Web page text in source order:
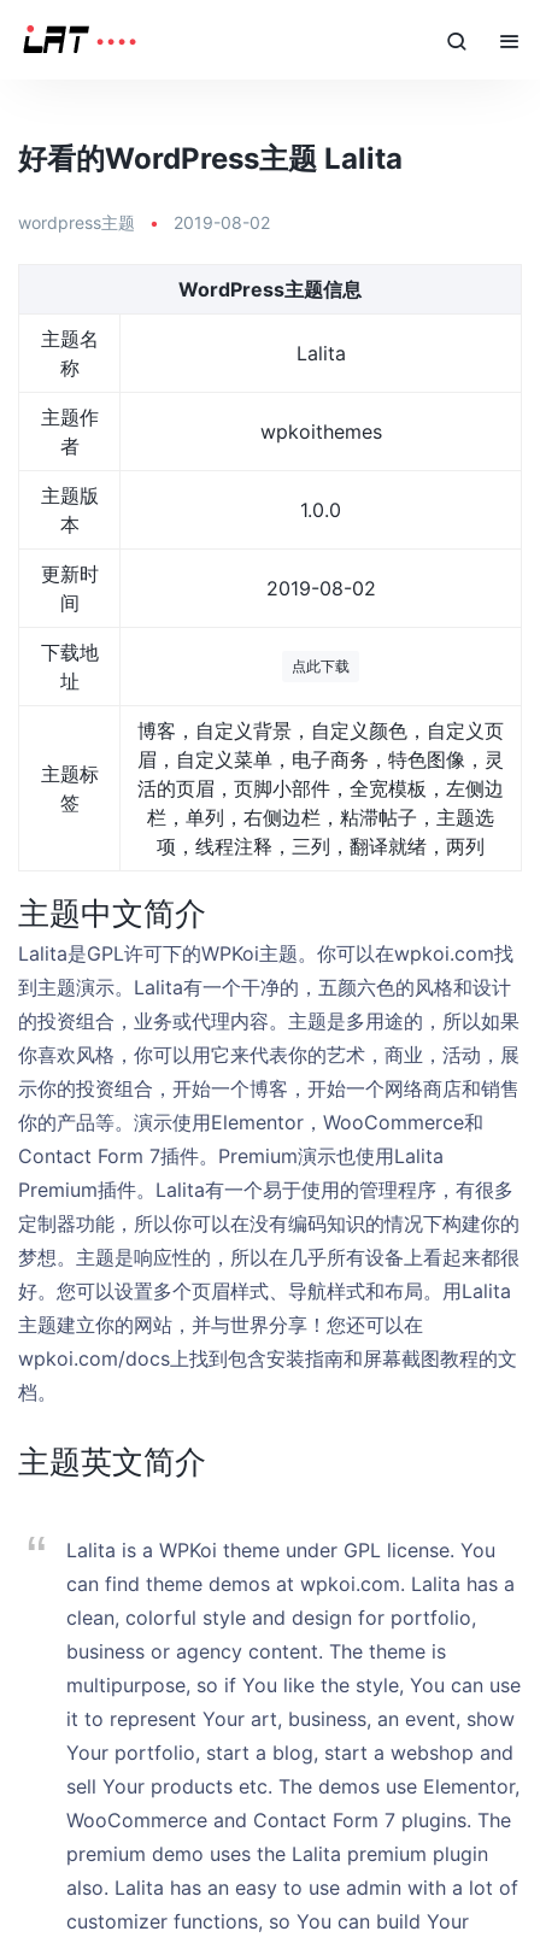
好看的WordPress主题 Lalita
wordpress主题 • 2019-08-02
WordPress主题信息
主题名
称
Lalita
主题作
者
wpkoithemes
主题版
本
1.0.0
更新时
间
2019-08-02
下载地
址
点此下载
主题标
签
博客，自定义背景，自定义颜色，自定义页
眉，自定义菜单，电子商务，特色图像，灵
活的页眉，页脚小部件，全宽模板，左侧边
栏，单列，右侧边栏，粘滞帖子，主题选
项，线程注释，三列，翻译就绪，两列
主题中文简介
Lalita是GPL许可下的WPKoi主题。你可以在wpkoi.com找
到主题演示。Lalita有一个干净的，五颜六色的风格和设计
的投资组合，业务或代理内容。主题是多用途的，所以如果
你喜欢风格，你可以用它来代表你的艺术，商业，活动，展
示你的投资组合，开始一个博客，开始一个网络商店和销售
你的产品等。演示使用Elementor，WooCommerce和
Contact Form 7插件。Premium演示也使用Lalita
Premium插件。Lalita有一个易于使用的管理程序，有很多
定制器功能，所以你可以在没有编码知识的情况下构建你的
梦想。主题是响应性的，所以在几乎所有设备上看起来都很
好。您可以设置多个页眉样式、导航样式和布局。用Lalita
主题建立你的网站，并与世界分享！您还可以在
wpkoi.com/docs上找到包含安装指南和屏幕截图教程的文
档。
主题英文简介
Lalita is a WPKoi theme under GPL license. You
can find theme demos at wpkoi.com. Lalita has a
clean, colorful style and design for portfolio,
business or agency content. The theme is
multipurpose, so if You like the style, You can use
it to represent Your art, business, an event, show
Your portfolio, start a blog, start a webshop and
sell Your products etc. The demos use Elementor,
WooCommerce and Contact Form 7 plugins. The
premium demo uses the Lalita premium plugin
also. Lalita has an easy to use admin with a lot of
customizer functions, so You can build Your